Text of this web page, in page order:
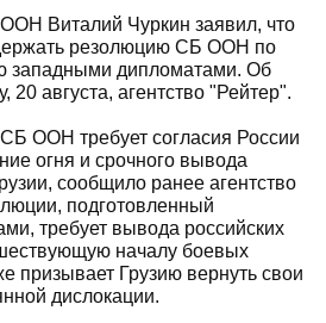
Виталий Чуркин заявил, что
резолюцию СБ ООН по
западными дипломатами. Об
20 августа, агентство "Рейтер".
ООН требует согласия России
огня и срочного вывода
сообщило ранее агентство
подготовленный
требует вывода российских
началу боевых
призывает Грузию вернуть свои
дислокации.